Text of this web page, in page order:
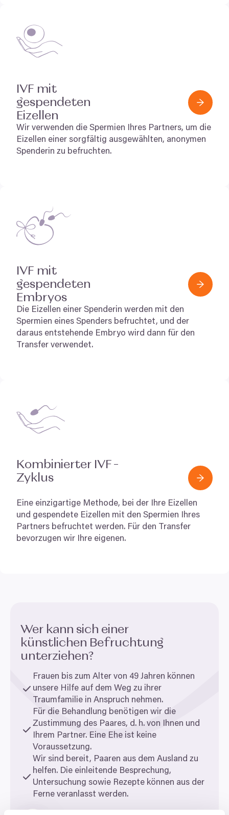
IVF mit
gespendeten
Eizellen
Wir verwenden die Spermien Ihres Partners, um die
Eizellen einer sorgfältig ausgewählten, anonymen
Spenderin zu befruchten.
IVF mit
gespendeten
Embryos
Die Eizellen einer Spenderin werden mit den
Spermien eines Spenders befruchtet, und der
daraus entstehende Embryo wird dann für den
Transfer verwendet.
Kombinierter IVF –
Zyklus
Eine einzigartige Methode, bei der Ihre Eizellen
und gespendete Eizellen mit den Spermien Ihres
Partners befruchtet werden. Für den Transfer
bevorzugen wir Ihre eigenen.
Wer kann sich einer
künstlichen Befruchtung
unterziehen?
Frauen bis zum Alter von 49 Jahren können
unsere Hilfe auf dem Weg zu ihrer
Traumfamilie in Anspruch nehmen.
Für die Behandlung benötigen wir die
Zustimmung des Paares, d. h. von Ihnen und
Ihrem Partner. Eine Ehe ist keine
Voraussetzung.
Wir sind bereit, Paaren aus dem Ausland zu
helfen. Die einleitende Besprechung,
Untersuchung sowie Rezepte können aus der
Ferne veranlasst werden.